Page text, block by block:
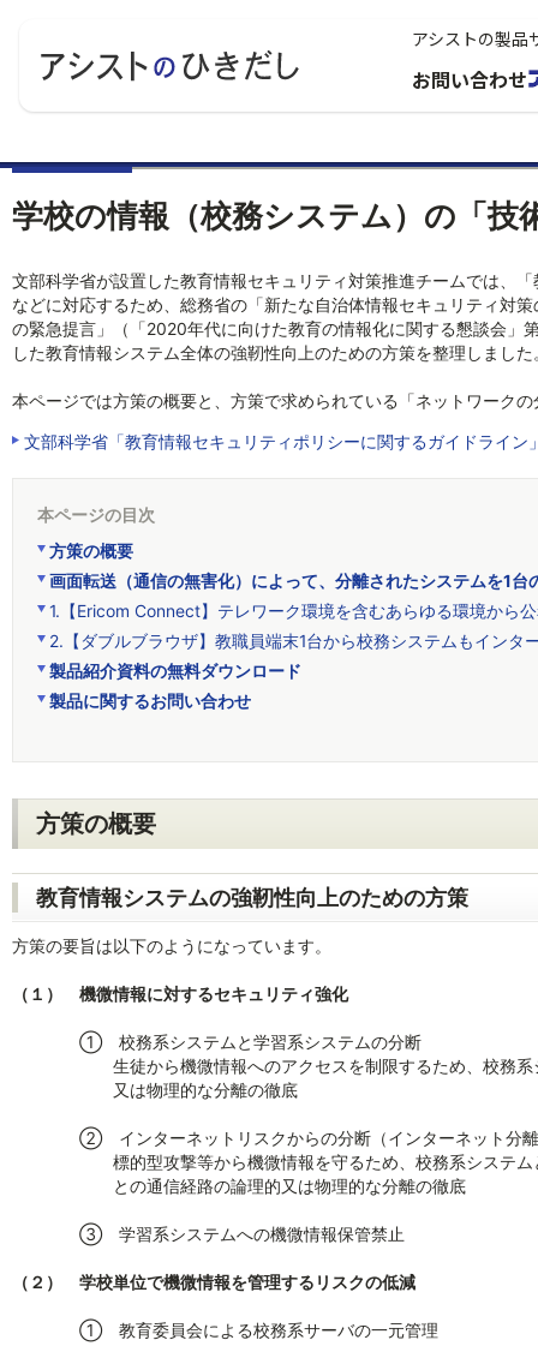
アシストの製品
お問い合わせ
学校の情報（校務システム）の「
文部科学省が設置した教育情報セキュリティ対策推進チームでは、
などに対応するため、総務省の「新たな自治体情報セキュリティ対
の緊急提言」（「2020年代に向けた教育の情報化に関する懇談会
した教育情報システム全体の強靭性向上のための方策を整理しました
本ページでは方策の概要と、方策で求められている「ネットワーク
文部科学省「教育情報セキュリティポリシーに関するガイドライン
本ページの目次
方策の概要
画面転送（通信の無害化）によって、分離されたシステムを1
1.【Ericom Connect】テレワーク環境を含むあらゆる環境から
2.【ダブルブラウザ】教職員端末1台から校務システムもインタ
製品紹介資料の無料ダウンロード
製品に関するお問い合わせ
方策の概要
教育情報システムの強靭性向上のための方策
方策の要旨は以下のようになっています。
（１） 機微情報に対するセキュリティ強化
① 校務系システムと学習系システムの分断
生徒から機微情報へのアクセスを制限するため、校務系シ
又は物理的な分離の徹底
② インターネットリスクからの分断（インターネット分
標的型攻撃等から機微情報を守るため、校務系システムと
との通信経路の論理的又は物理的な分離の徹底
③ 学習系システムへの機微情報保管禁止
（２） 学校単位で機微情報を管理するリスクの低減
① 教育委員会による校務系サーバの一元管理